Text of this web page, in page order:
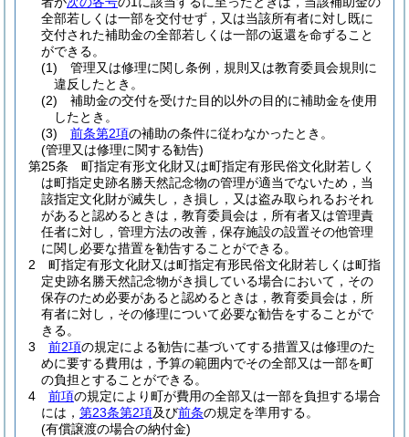
全部若しくは一部を交付せず，又は当該所有者に対し既に
交付された補助金の全部若しくは一部の返還を命ずること
ができる。
(1)
管理又は修理に関し条例，規則又は教育委員会規則に
違反したとき。
(2)
補助金の交付を受けた目的以外の目的に補助金を使用
したとき。
(3)
前条第2項の補助の条件に従わなかったとき。
(管理又は修理に関する勧告)
第25条
町指定有形文化財又は町指定有形民俗文化財若しく
は町指定史跡名勝天然記念物の管理が適当でないため，当
該指定文化財が滅失し，き損し，又は盗み取られるおそれ
があると認めるときは，教育委員会は，所有者又は管理責
任者に対し，管理方法の改善，保存施設の設置その他管理
に関し必要な措置を勧告することができる。
2
町指定有形文化財又は町指定有形民俗文化財若しくは町指
定史跡名勝天然記念物がき損している場合において，その
保存のため必要があると認めるときは，教育委員会は，所
有者に対し，その修理について必要な勧告をすることがで
きる。
3
前2項の規定による勧告に基づいてする措置又は修理のた
めに要する費用は，予算の範囲内でその全部又は一部を町
の負担とすることができる。
4
前項の規定により町が費用の全部又は一部を負担する場合
には， 第23条第2項及び前条の規定を準用する。
(有償譲渡の場合の納付金)